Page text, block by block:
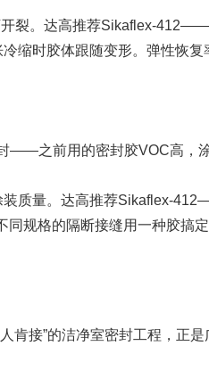
裂。达高推荐Sikaflex-
缩时胶体跟随变形。弹性
——之前用的密封胶VOC高
质量。达高推荐Sikaflex-
规格的隔断接缝用一种胶
接”的洁净室密封工程，正